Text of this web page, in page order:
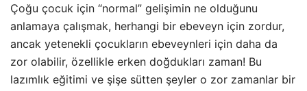
Çoğu çocuk için “normal” gelişimin ne olduğunu
anlamaya çalışmak, herhangi bir ebeveyn için zordur,
ancak yetenekli çocukların ebeveynleri için daha da
zor olabilir, özellikle erken doğdukları zaman! Bu
lazımlık eğitimi ve şişe sütten şeyler o zor zamanlar bir